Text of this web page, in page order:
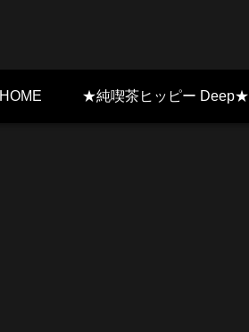
HOME ★純喫茶ヒッピー Deep★